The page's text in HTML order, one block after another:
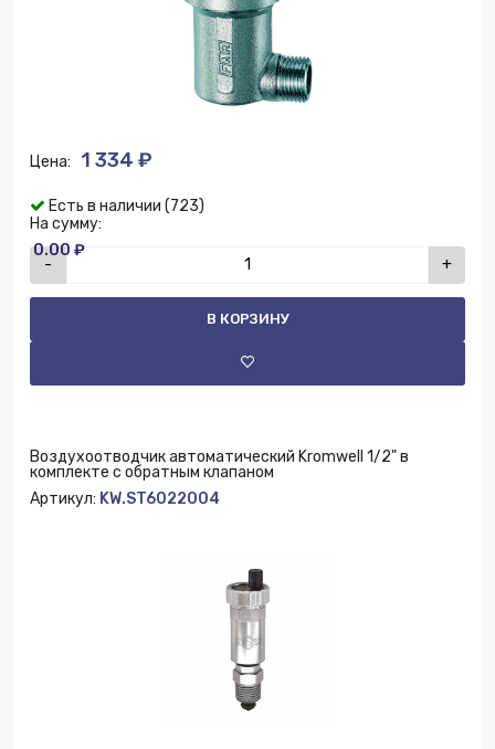
Цена: 1 334 ₽
Есть в наличии (723)
На сумму:
0.00 ₽
- +
В КОРЗИНУ
Воздухоотводчик автоматический Kromwell 1/2" в
комплекте с обратным клапаном
Артикул: KW.ST6022004